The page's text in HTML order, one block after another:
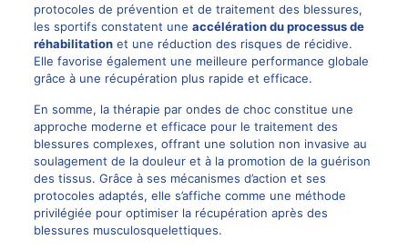
protocoles de prévention et de traitement des blessures,
les sportifs constatent une accélération du processus de
réhabilitationet une réduction des risques de récidive.
Elle favorise également une meilleure performance globale
grâce à une récupération plus rapide et efficace.
En somme, la thérapie par ondes de choc constitue une
approche moderne et efficace pour le traitement des
blessures complexes, offrant une solution non invasive au
soulagement de la douleur et à la promotion de la guérison
des tissus. Grâce à ses mécanismes d’action et ses
protocoles adaptés, elle s’affiche comme une méthode
privilégiée pour optimiser la récupération après des
blessures musculosquelettiques.